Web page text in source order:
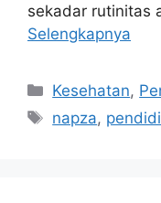
sekadar rutinitas
Selengkapnya
Kategori
Kesehatan,
Tag
napza,